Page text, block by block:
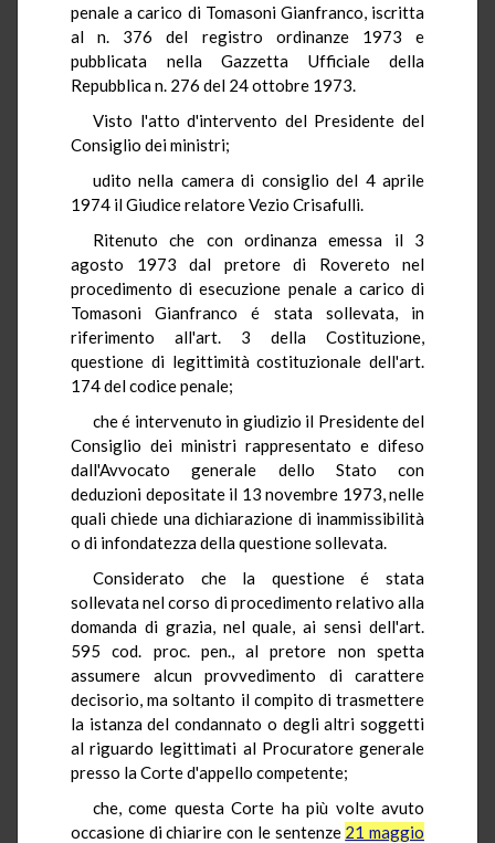
penale a carico di Tomasoni Gianfranco, iscritta
al n. 376 del registro ordinanze 1973 e
pubblicata nella Gazzetta Ufficiale della
Repubblica n. 276 del 24 ottobre 1973.
Visto l'atto d'intervento del Presidente del
Consiglio dei ministri;
udito nella camera di consiglio del 4 aprile
1974 il Giudice relatore Vezio Crisafulli.
Ritenuto che con ordinanza emessa il 3
agosto 1973 dal pretore di Rovereto nel
procedimento di esecuzione penale a carico di
Tomasoni Gianfranco é stata sollevata, in
riferimento all'art. 3 della Costituzione,
questione di legittimità costituzionale dell'art.
174 del codice penale;
che é intervenuto in giudizio il Presidente del
Consiglio dei ministri rappresentato e difeso
dall'Avvocato generale dello Stato con
deduzioni depositate il 13 novembre 1973, nelle
quali chiede una dichiarazione di inammissibilità
o di infondatezza della questione sollevata.
Considerato che la questione é stata
sollevata nel corso di procedimento relativo alla
domanda di grazia, nel quale, ai sensi dell'art.
595 cod. proc. pen., al pretore non spetta
assumere alcun provvedimento di carattere
decisorio, ma soltanto il compito di trasmettere
la istanza del condannato o degli altri soggetti
al riguardo legittimati al Procuratore generale
presso la Corte d'appello competente;
che, come questa Corte ha più volte avuto
occasione di chiarire con le sentenze 21 maggio